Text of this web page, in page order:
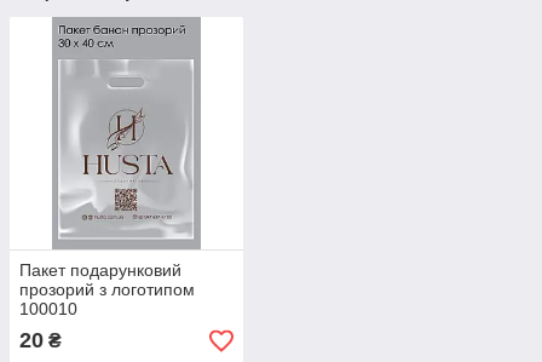
Пакет подарунковий
прозорий з логотипом
100010
20 ₴